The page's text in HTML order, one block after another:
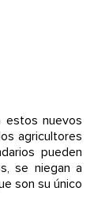
estos nuevos
agricultores
pueden
se niegan a
son su único